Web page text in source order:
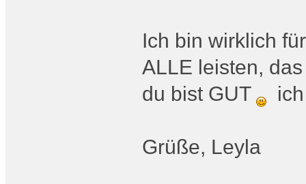
Ich bin wirklich
ALLE leisten,
du bist GUT
ich
Grüße, Leyla